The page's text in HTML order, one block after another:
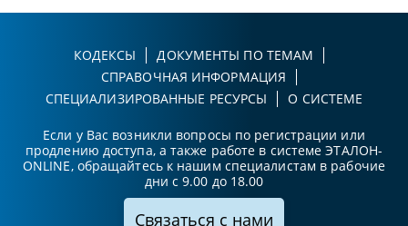
КОДЕКСЫ
ДОКУМЕНТЫ ПО ТЕМАМ
СПРАВОЧНАЯ ИНФОРМАЦИЯ
СПЕЦИАЛИЗИРОВАННЫЕ РЕСУРСЫ
О СИСТЕМЕ
Если у Вас возникли вопросы по регистрации или
продлению доступа, а также работе в системе ЭТАЛОН-
ONLINE, обращайтесь к нашим специалистам в рабочие
дни с 9.00 до 18.00
Связаться с нами